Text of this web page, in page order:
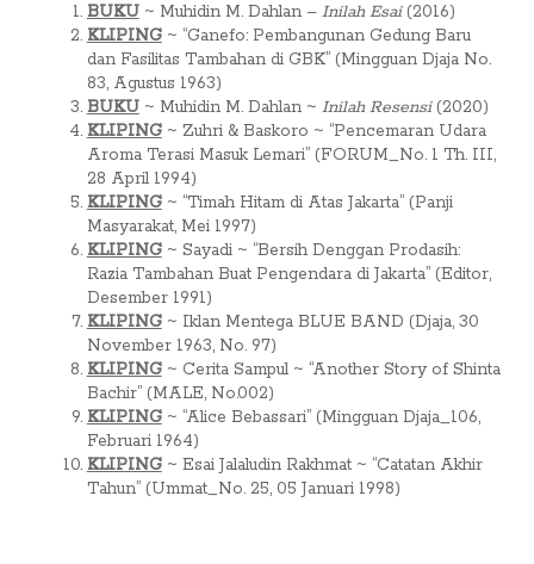
BUKU~ Muhidin M. Dahlan – Inilah Esai(2016)
KLIPING~ “Ganefo: Pembangunan Gedung Baru
dan Fasilitas Tambahan di GBK” (Mingguan Djaja No.
83, Agustus 1963)
BUKU~ Muhidin M. Dahlan ~ Inilah Resensi(2020)
KLIPING~ Zuhri & Baskoro ~ “Pencemaran Udara
Aroma Terasi Masuk Lemari” (FORUM_No. 1 Th. III,
28 April 1994)
KLIPING~ “Timah Hitam di Atas Jakarta” (Panji
Masyarakat, Mei 1997)
KLIPING~ Sayadi ~ “Bersih Denggan Prodasih:
Razia Tambahan Buat Pengendara di Jakarta” (Editor,
Desember 1991)
KLIPING~ Iklan Mentega BLUE BAND (Djaja, 30
November 1963, No. 97)
KLIPING~ Cerita Sampul ~ “Another Story of Shinta
Bachir” (MALE, No.002)
KLIPING~ “Alice Bebassari” (Mingguan Djaja_106,
Februari 1964)
KLIPING~ Esai Jalaludin Rakhmat ~ “Catatan Akhir
Tahun” (Ummat_No. 25, 05 Januari 1998)